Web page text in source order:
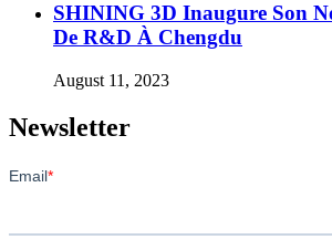
SHINING 3D Inaugure Son
De R&D À Chengdu
August 11, 2023
Newsletter